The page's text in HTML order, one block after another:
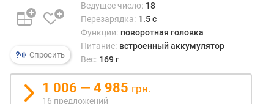
е
д
а
е
Спросить
Ведущее число: 18
Перезарядка: 1.5 с
Функции: поворотная головка
Питание: встроенный аккумулятор
Вес: 169 г
1 006 — 4 985 грн.
16 предложений